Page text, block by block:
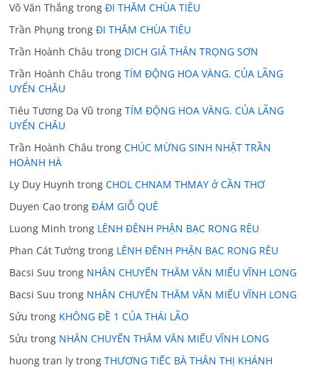
Võ Văn Thắng trongĐI THĂM CHÙA TIÊU
Trần Phụng trongĐI THĂM CHÙA TIÊU
Trần Hoành Châu trong DICH GIẢ THÂN TRỌNG SƠN
Trần Hoành Châu trongTÍM ĐỘNG HOA VÀNG. CỦA LÃNG
UYỂN CHÂU
Tiêu Tương Dạ Vũ trongTÍM ĐỘNG HOA VÀNG. CỦA LÃNG
UYỂN CHÂU
Trần Hoành Châu trongCHÚC MỪNG SINH NHẬT TRẦN
HOÀNH HÀ
Ly Duy Huynh trongCHOL CHNAM THMAY ở CẦN THƠ
Duyen Cao trongĐÁM GIỖ QUÊ
Luong Minh trong LÊNH ĐÊNH PHẬN BẠC RONG RÊU
Phan Cát Tường trong LÊNH ĐÊNH PHẬN BẠC RONG RÊU
Bacsi Suu trong NHÂN CHUYẾN THĂM VĂN MIẾU VĨNH LONG
Bacsi Suu trong NHÂN CHUYẾN THĂM VĂN MIẾU VĨNH LONG
Sửu trong KHÔNG ĐỀ 1 CỦA THÁI LÃO
Sửu trong NHÂN CHUYẾN THĂM VĂN MIẾU VĨNH LONG
huong tran ly trongTHƯƠNG TIẾC BÀ THÂN THỊ KHÁNH